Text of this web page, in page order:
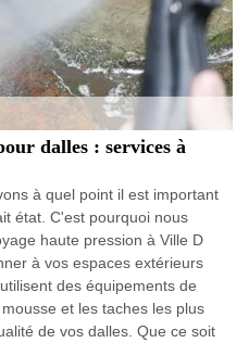
dalles : services à
à quel point il est important
état. C'est pourquoi nous
haute pression à Ville D
à vos espaces extérieurs
des équipements de
et les taches les plus
de vos dalles. Que ce soit